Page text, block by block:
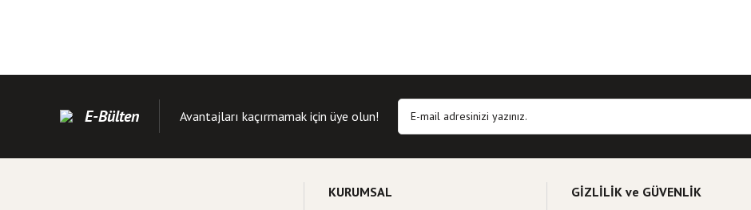
Bu kitaba ilk yorumu siz yapın!
Kitap resmi kalitesiz, bozuk veya görüntülenemiyor.
Bu kitaba benzer farklı alternatifler olmalı.
E-Bülten Avantajları kaçırmamak için üye olun!
KURUMSAL GİZLİLİK ve GÜVENLİK